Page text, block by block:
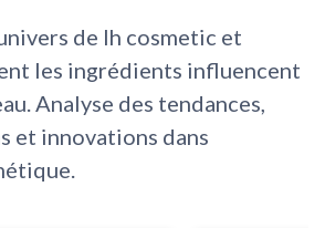
de lh cosmetic et
les ingrédients influencent
Analyse des tendances,
et innovations dans